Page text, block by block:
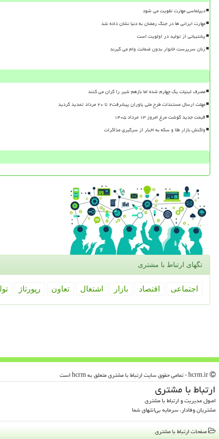
دیپلماسی مهارت تقویت می شود
مهارت ایرانی ها در جنگ رمضان به دنیا نشان داده شد
پشتیبانی از تولید در اولویت است
زنان سرپرست خانوار بدون ضمانت وام می گیرند
مصرف لبنیات یک چهارم شده اما بازهم شیر را گران می کنند
مهلت ارسال مستندات طرح ملی یاوران پیشرفت۲ تا ۲۰ مرداد تمدید گردید
قیمت جدید گوشت مرغ امروز ۱۳ مرداد ۱۴۰۵
واکنش بازار طلا و سکه به اخبار از سرگیری مذاکرات
تگهای ارتباط با مشتری
اجتماعی اقتصاد بازار اشتغال تعاون رپورتاژ
ارتباط با مشتری
اصول مدیریت و ارتباط با مشتری
مشتریان وفادار، سرمایه بی‌انتهای شما
صفحات ارتباط با مشتری